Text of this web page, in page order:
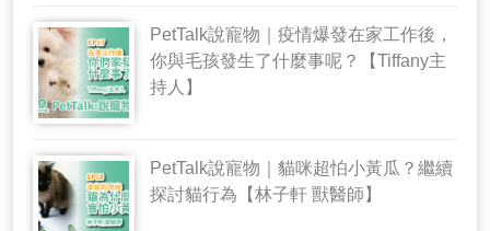
PetTalk說寵物｜疫情爆發在家工作後，
你與毛孩發生了什麼事呢？【Tiffany主
持人】
PetTalk說寵物｜貓咪超怕小黃瓜？繼續
探討貓行為【林子軒 獸醫師】